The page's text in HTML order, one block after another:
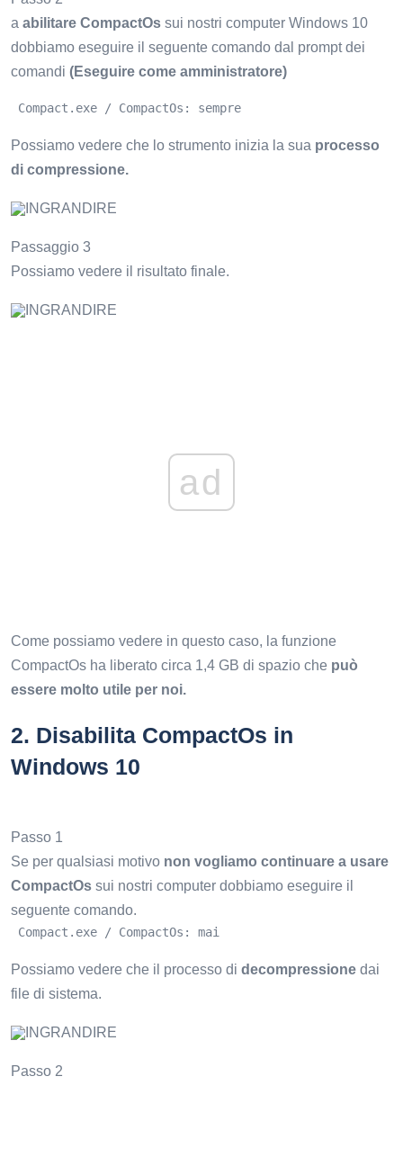
a abilitare CompactOs sui nostri computer Windows 10
dobbiamo eseguire il seguente comando dal prompt dei
comandi (Eseguire come amministratore)
Compact.exe / CompactOs: sempre
Possiamo vedere che lo strumento inizia la sua processo
di compressione.
INGRANDIRE
Passaggio 3
Possiamo vedere il risultato finale.
INGRANDIRE
ad
Come possiamo vedere in questo caso, la funzione
CompactOs ha liberato circa 1,4 GB di spazio che può
essere molto utile per noi.
2. Disabilita CompactOs in
Windows 10
Passo 1
Se per qualsiasi motivo non vogliamo continuare a usare
CompactOs sui nostri computer dobbiamo eseguire il
seguente comando.
Compact.exe / CompactOs: mai
Possiamo vedere che il processo di decompressione dai
file di sistema.
INGRANDIRE
Passo 2